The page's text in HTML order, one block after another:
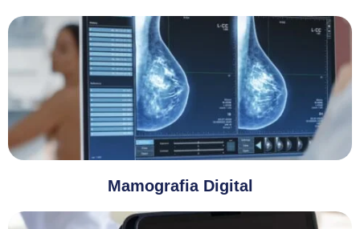
Mamografia Digital